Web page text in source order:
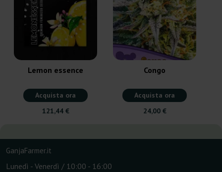
Lemon essence
Acquista ora
121,44 €
Congo
Acquista ora
24,00 €
GanjaFarmer.it
Lunedì - Venerdì / 10:00 - 16:00